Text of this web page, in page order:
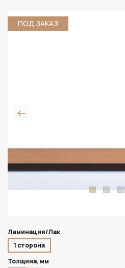
ПОД ЗАКАЗ
Ламинация/Лак
1 сторона
Толщина, мм